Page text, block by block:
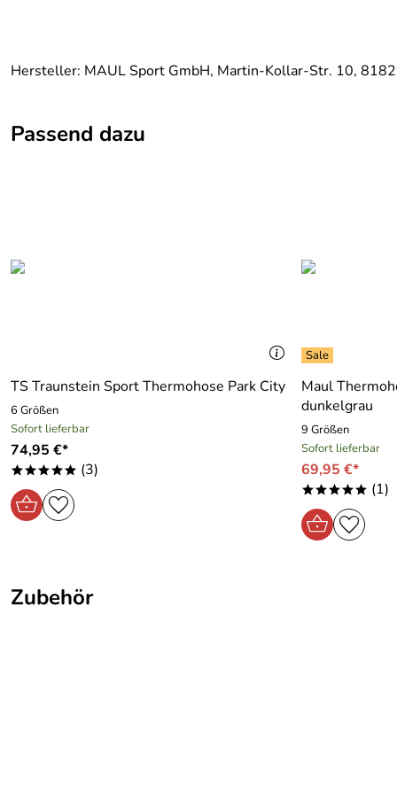
Hersteller: MAUL Sport GmbH, Martin-Kollar-Str. 10,
Passend dazu
TS Traunstein Sport Thermohose Park City
6 Größen
Sofort lieferbar
74,95 €*
***** (3)
Maul
dunkelgrau
9 Größen
Sofort lieferbar
69,95 €*
***** (1)
Zubehör